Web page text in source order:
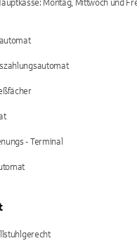
Montag, Mittwoch und
- Terminal